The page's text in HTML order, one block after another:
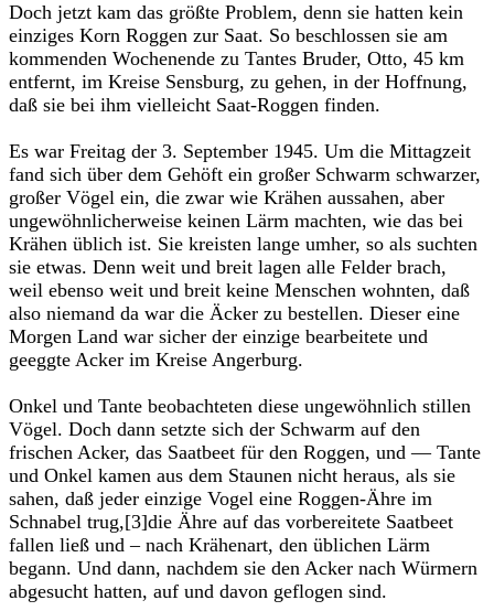
Doch jetzt kam das größte Problem, denn sie hatten kein
einziges Korn Roggen zur Saat. So beschlossen sie am
kommenden Wochenende zu Tantes Bruder, Otto, 45 km
entfernt, im Kreise Sensburg, zu gehen, in der Hoffnung,
daß sie bei ihm vielleicht Saat-Roggen finden.
Es war Freitag der 3. September 1945. Um die Mittagzeit
fand sich über dem Gehöft ein großer Schwarm schwarzer,
großer Vögel ein, die zwar wie Krähen aussahen, aber
ungewöhnlicherweise keinen Lärm machten, wie das bei
Krähen üblich ist. Sie kreisten lange umher, so als suchten
sie etwas. Denn weit und breit lagen alle Felder brach,
weil ebenso weit und breit keine Menschen wohnten, daß
also niemand da war die Äcker zu bestellen. Dieser eine
Morgen Land war sicher der einzige bearbeitete und
geeggte Acker im Kreise Angerburg.
Onkel und Tante beobachteten diese ungewöhnlich stillen
Vögel. Doch dann setzte sich der Schwarm auf den
frischen Acker, das Saatbeet für den Roggen, und — Tante
und Onkel kamen aus dem Staunen nicht heraus, als sie
sahen, daß jeder einzige Vogel eine Roggen-Ähre im
Schnabel trug,[3]die Ähre auf das vorbereitete Saatbeet
fallen ließ und – nach Krähenart, den üblichen Lärm
begann. Und dann, nachdem sie den Acker nach Würmern
abgesucht hatten, auf und davon geflogen sind.